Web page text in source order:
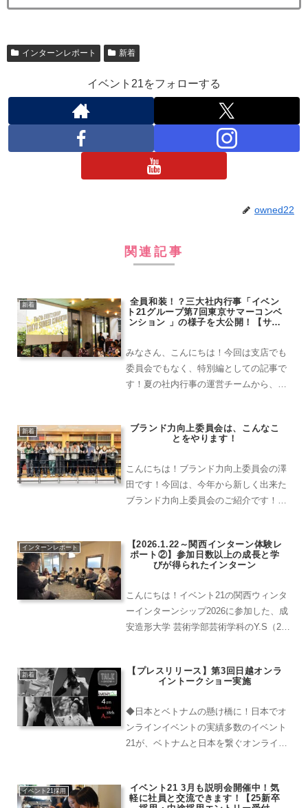
インターンレポート 新着
イベント21をフォローする
owned22
関連記事
新着
全員和装！？三大社内行事「イベン
ト21グループ第7回東京サマーコンベ
ンション 」の様子を大公開！【サマ
みなさん、こんにちは！今回は支店でも
委員会でもなく、特別編としての記事で
す！夏の社内行事の運営チームから、先
＊オフラインもオンラインも、グループ
が一堂に会す！2023年...
新着
ブランド力向上委員会は、こんなこ
とをやります！
こんにちは！ブランド力向上委員会の澤
田です！今回は、今年から新しく出来た
ブランド力向上委員会のご紹介です！果
します！会社のブランドをSNSで発信す
る委員会イベント21では...
インターンレポート
【2026.1.22～関西インターン体験レ
ポート②】参加日数以上の成長と学
びが得られたインターン
こんにちは！イベント21の関西ウィンタ
ーインターンシップ2026に参加した、成
安造形大学 芸術学部芸術学科のY.S（26
校・総合メディア学科のT.T（26卒／学
新着
【プレスリリース】第3回日越オンラ
イントークショー実施
◆日本とベトナムの懸け橋に！日本でオ
ンラインイベントの実績多数のイベント
21が、ベトナムと日本を繋ぐオンライン
Make It Come True Tog...
イベント21採用
イベント21 3月も説明会開催中！気
軽に社員と交流できます！【25新卒